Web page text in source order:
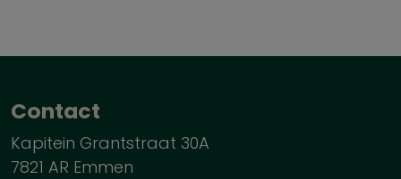
Contact
Kapitein Grantstraat 30A
7821 AR Emmen